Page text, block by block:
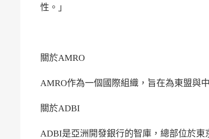
性。」
關於AMRO
AMRO作為一個國際組織，旨在為東盟與
關於ADBI
ADBI是亞洲開發銀行的智庫，總部位於